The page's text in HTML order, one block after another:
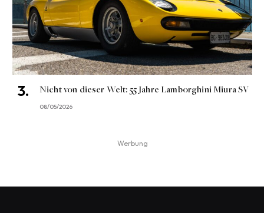
Nicht von dieser Welt: 55 Jahre Lamborghini Miura SV
08/05/2026
Werbung